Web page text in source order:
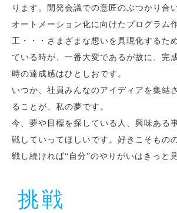
ります。開発会議での意匠のぶつかり合
オートメーション化に向けたプログラム
工・・・さまざまな想いを具現化するた
ている時が、一番大変であるが故に、完
時の達成感はひとしおです。
いつか、社員みんなのアイディアを集結
ることが、私の夢です。
今、夢や目標を探している人、興味ある
戦していってほしいです。好きこそもの
戦し続ければ“自分”のやりがいはきっと
挑戦